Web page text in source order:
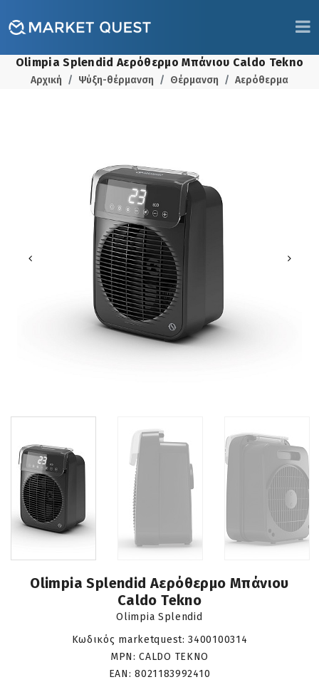
Olimpia Splendid Αερόθερμο Μπάνιου Caldo Tekno
Αρχική Ψύξη-θέρμανση Θέρμανση Αερόθερμα
Olimpia Splendid Αερόθερμο Μπάνιου
Caldo Tekno
Olimpia Splendid
Κωδικός marketquest:3400100314
MPN:CALDO TEKNO
EAN:8021183992410